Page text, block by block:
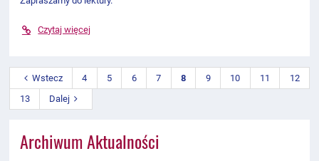
Czytaj więcej
Wstecz 4 5 6 7 8 9 10 11
12
13
Dalej
Archiwum Aktualności